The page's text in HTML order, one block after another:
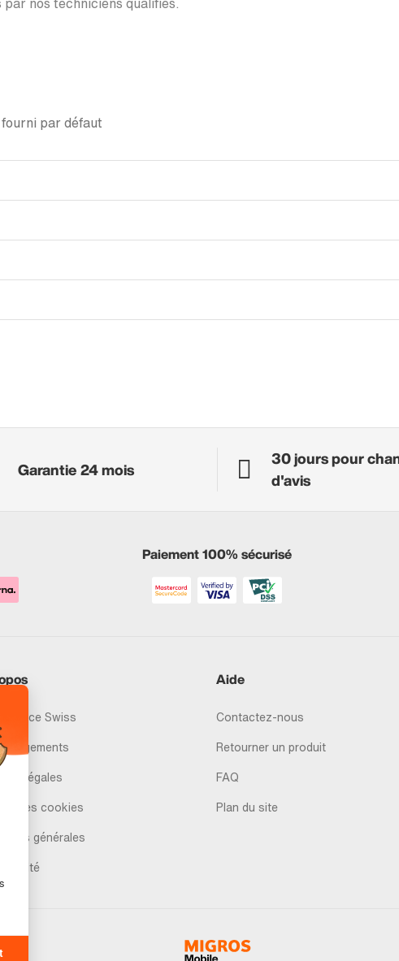
par défaut
Garantie 24 mois
30 jours pour
d'avis
Paiement 100% sécurisé
Swiss
légales
des cookies
générales
Aide
Contactez-nous
Retourner un produit
FAQ
Plan du site